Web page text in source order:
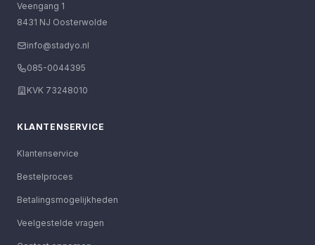
Veengang 1
8431 NJ Oosterwolde
info@stadyo.nl
085-0044395
KVK 73248010
KLANTENSERVICE
Klantenservice
Bestelproces
Betalingsmogelijkheden
Veelgestelde vragen